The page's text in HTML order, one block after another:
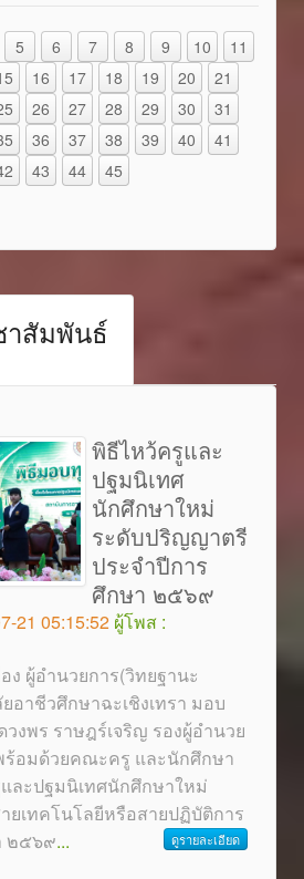
5 6 7 8 9 10
11
16 17 18 19 20
21
26 27 28 29 30
31
36 37 38 39 40
41
43 44 45
าสัมพันธ์
พิธีไหว้ครูและ
ปฐมนิเทศ
นักศึกษาใหม่
ระดับปริญญาตรี
ประจำปีการ
ศึกษา ๒๕๖๙
21 05:15:52 ผู้โพส :
ง ผู้อำนวยการ(วิทยฐานะ
อาชีวศึกษาฉะเชิงเทรา มอบ
งพร ราษฎร์เจริญ รองผู้อำนวย
ร้อมด้วยคณะครู และนักศึกษา
ละปฐมนิเทศนักศึกษาใหม่
เทคโนโลยีหรือสายปฏิบัติการ
๒๕๖๙... ดูรายละเอียด